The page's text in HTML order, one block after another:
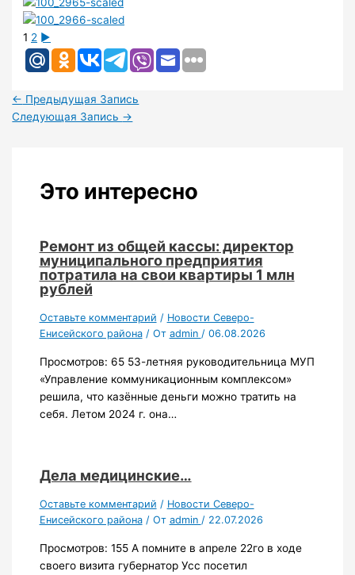
1 2 ►
← Предыдущая Запись
Следующая Запись →
Это интересно
Ремонт из общей кассы: директор
муниципального предприятия
потратила на свои квартиры 1 млн
рублей
Оставьте комментарий / Новости Северо-
Енисейского района/ От admin / 06.08.2026
Просмотров: 65 53-летняя руководительница МУП
«Управление коммуникационным комплексом»
решила, что казённые деньги можно тратить на
себя. Летом 2024 г. она…
Дела медицинские…
Оставьте комментарий / Новости Северо-
Енисейского района/ От admin / 22.07.2026
Просмотров: 155 А помните в апреле 22го в ходе
своего визита губернатор Усс посетил